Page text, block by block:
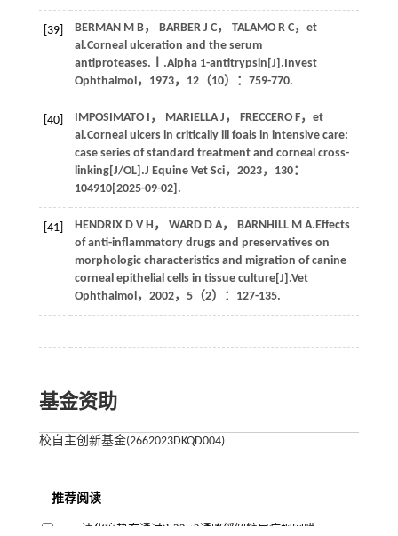
[39] BERMAN M B， BARBER J C， TALAMO R C， et
al.Corneal ulceration and the serum
antiproteases.Ⅰ.Alpha 1-antitrypsin[J].Invest
Ophthalmol， 1973， 12（10）：759-770.
[40] IMPOSIMATO I ， MARIELLA J ， FRECCERO F， et
al.Corneal ulcers in critically ill foals in intensive care:
case series of standard treatment and corneal cross-
linking[J/OL].J Equine Vet Sci， 2023， 130：
104910[2025-09-02].
[41] HENDRIX D V H ， WARD D A， BARNHILL M A.Effects
of anti-inflammatory drugs and preservatives on
morphologic characteristics and migration of canine
corneal epithelial cells in tissue culture[J].Vet
Ophthalmol， 2002， 5（2）：127-135.
基金资助
校自主创新基金(2662023DKQD004)